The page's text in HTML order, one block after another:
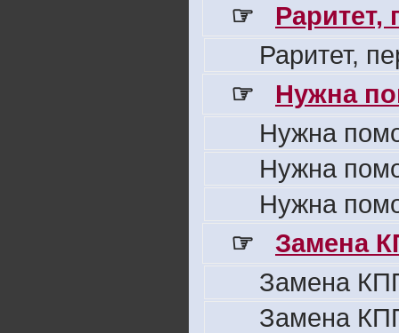
☞
Раритет,
Раритет,
☞
Нужна
Нужна
Нужна
Нужна
☞
Замена
Замена
Замена